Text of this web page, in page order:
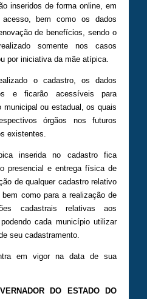
inseridos de forma online, em
bem como os dados
de benefícios, sendo o
somente nos casos
por iniciativa da mãe atípica.
o cadastro, os dados
e ficarão acessíveis para
municipal ou estadual, os quais
órgãos nos futuros
existentes.
inserida no cadastro fica
presencial e entrega física de
de qualquer cadastro relativo
como para a realização de
cadastrais relativas aos
cada município utilizar
seu cadastramento.
em vigor na data de sua
DO ESTADO DO